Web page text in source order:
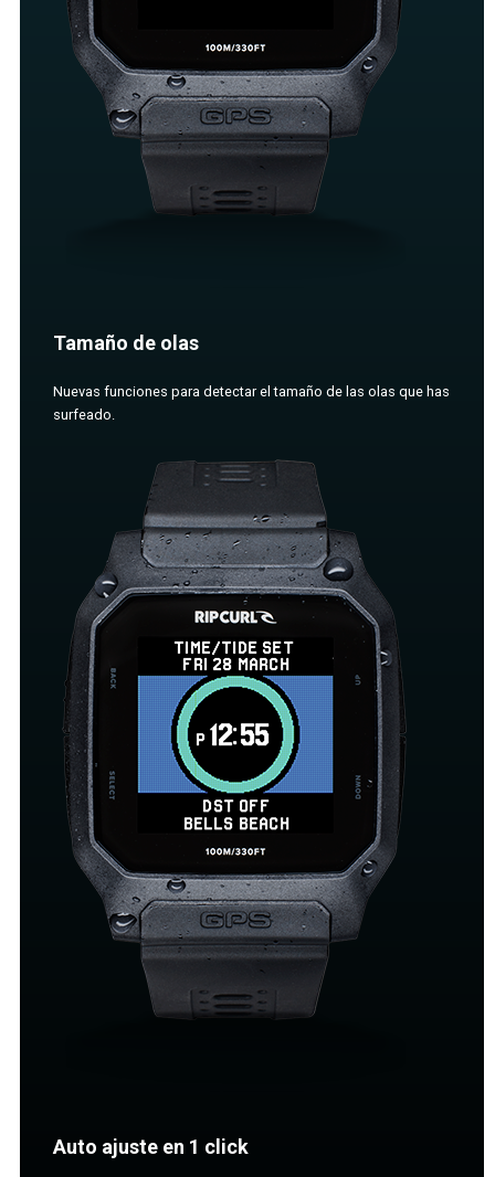
Tamaño de olas
Nuevas funciones para detectar el tamaño de las olas que has
surfeado.
Auto ajuste en 1 click